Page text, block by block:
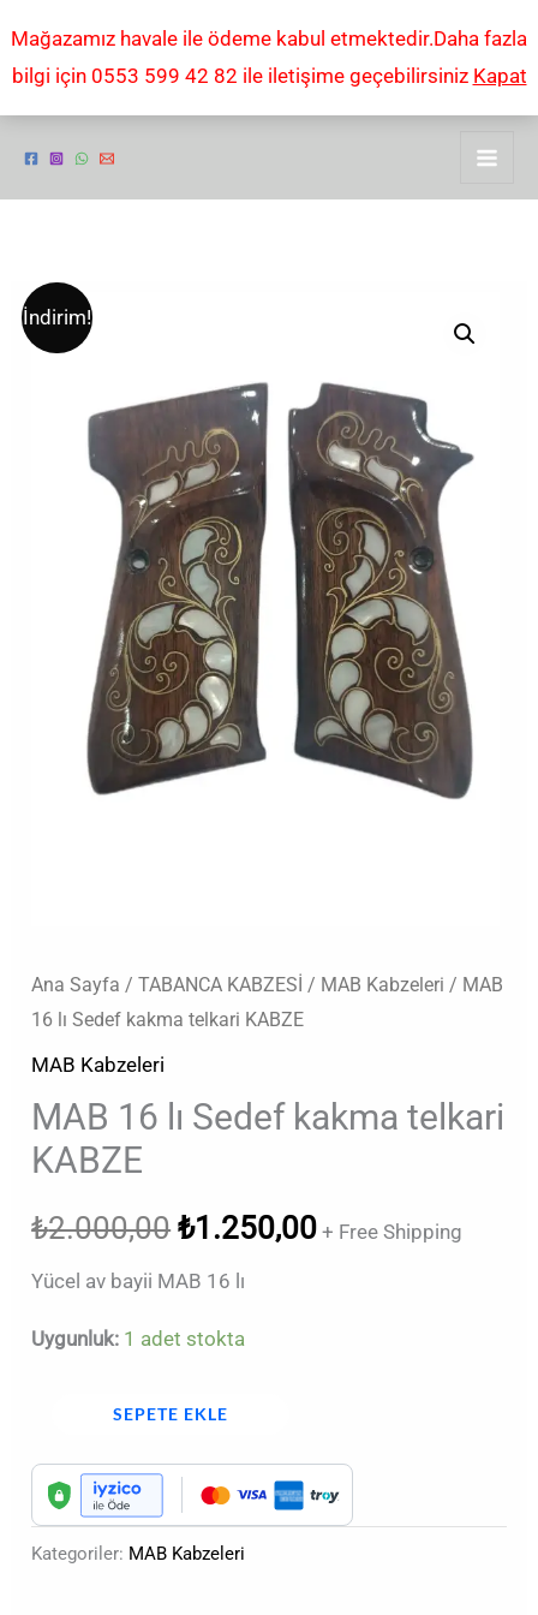
Mağazamız havale ile ödeme kabul etmektedir.Daha fazla
bilgi için 0553 599 42 82 ile iletişime geçebilirsiniz Kapat
İndirim!
Ana Sayfa /TABANCA KABZESİ / MAB Kabzeleri / MAB
16 lı Sedef kakma telkari KABZE
MAB Kabzeleri
MAB 16 lı Sedef kakma telkari
KABZE
₺2.000,00
fiyat:
₺2.000,00.
₺1.250,00
andaki
fiyat:
₺1.250,00.
+ Free Shipping
Yücel av bayii MAB 16 lı
Uygunluk: 1 adet stokta
MAB
16
kakma
SEPETE EKLE
Kategoriler: MAB Kabzeleri